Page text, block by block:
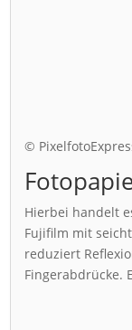
©
Hierbei handelt
Fujifilm mit
reduziert
Fingerabdrücke.